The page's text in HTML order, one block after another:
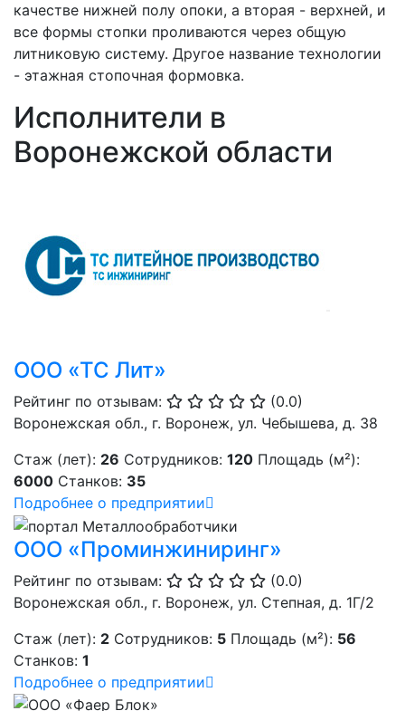
качестве нижней полу опоки, а вторая - верхней, и
все формы стопки проливаются через общую
литниковую систему. Другое название технологии
- этажная стопочная формовка.
Исполнители в
Воронежской области
ООО «ТС Лит»
Рейтинг по отзывам:
(0.0)
Воронежская обл., г. Воронеж, ул. Чебышева, д. 38
Стаж (лет): 26 Сотрудников: 120 Площадь (м²):
6000 Станков: 35
Подробнее о предприятии
ООО «Проминжиниринг»
Рейтинг по отзывам:
(0.0)
Воронежская обл., г. Воронеж, ул. Степная, д. 1Г/2
Стаж (лет): 2 Сотрудников: 5 Площадь (м²): 56
Станков: 1
Подробнее о предприятии